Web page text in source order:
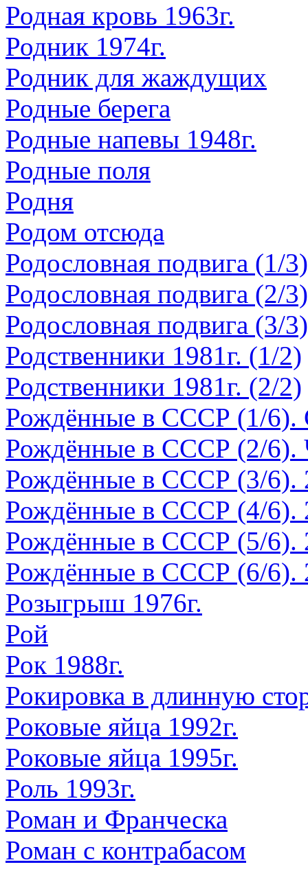
Родная кровь 1963г.
Родник 1974г.
Родник для жаждущих
Родные берега
Родные напевы 1948г.
Родные поля
Родня
Родом отсюда
Родословная подвига (1/3)
Родословная подвига (2/3)
Родословная подвига (3/3)
Родственники 1981г. (1/2)
Родственники 1981г. (2/2)
Рождённые в СССР (1/6).
Рождённые в СССР (2/6).
Рождённые в СССР (3/6).
Рождённые в СССР (4/6).
Рождённые в СССР (5/6).
Рождённые в СССР (6/6).
Розыгрыш 1976г.
Рой
Рок 1988г.
Рокировка в длинную
Роковые яйца 1992г.
Роковые яйца 1995г.
Роль 1993г.
Роман и Франческа
Роман с контрабасом